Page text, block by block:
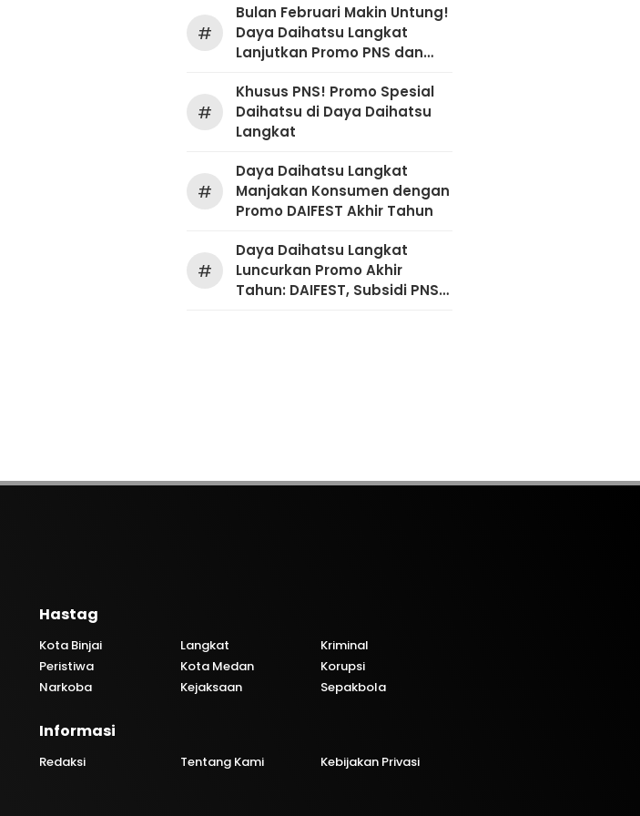
#
Bulan Februari Makin Untung!
Daya Daihatsu Langkat
Lanjutkan Promo PNS dan
#
Khusus PNS! Promo Spesial
Daihatsu di Daya Daihatsu
Langkat
#
Daya Daihatsu Langkat
Manjakan Konsumen dengan
Promo DAIFEST Akhir Tahun
#
Daya Daihatsu Langkat
Luncurkan Promo Akhir
Tahun: DAIFEST, Subsidi PNS,
Hastag
Kota Binjai Langkat
Kriminal
Peristiwa
Kota Medan
Korupsi
Narkoba
Kejaksaan Sepakbola
Informasi
Redaksi Tentang Kami Kebijakan Privasi